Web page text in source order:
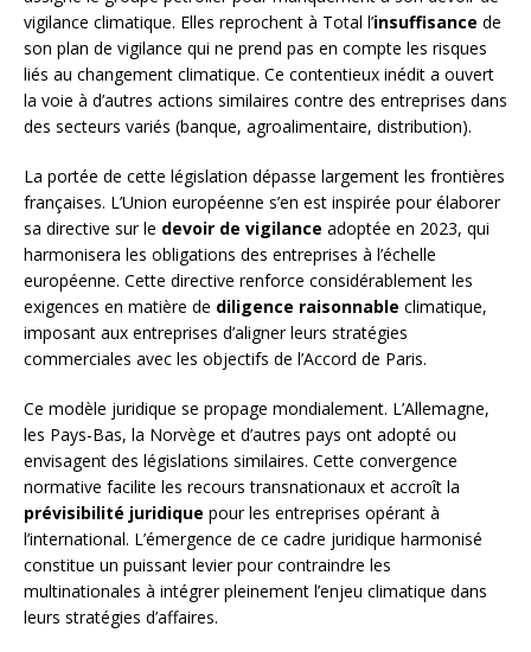
vigilance climatique. Elles reprochent à Total l’insuffisance de
son plan de vigilance qui ne prend pas en compte les risques
liés au changement climatique. Ce contentieux inédit a ouvert
la voie à d’autres actions similaires contre des entreprises dans
des secteurs variés (banque, agroalimentaire, distribution).
La portée de cette législation dépasse largement les frontières
françaises. L’Union européenne s’en est inspirée pour élaborer
sa directive sur le devoir de vigilance adoptée en 2023, qui
harmonisera les obligations des entreprises à l’échelle
européenne. Cette directive renforce considérablement les
exigences en matière de diligence raisonnable climatique,
imposant aux entreprises d’aligner leurs stratégies
commerciales avec les objectifs de l’Accord de Paris.
Ce modèle juridique se propage mondialement. L’Allemagne,
les Pays-Bas, la Norvège et d’autres pays ont adopté ou
envisagent des législations similaires. Cette convergence
normative facilite les recours transnationaux et accroît la
prévisibilité juridique pour les entreprises opérant à
l’international. L’émergence de ce cadre juridique harmonisé
constitue un puissant levier pour contraindre les
multinationales à intégrer pleinement l’enjeu climatique dans
leurs stratégies d’affaires.